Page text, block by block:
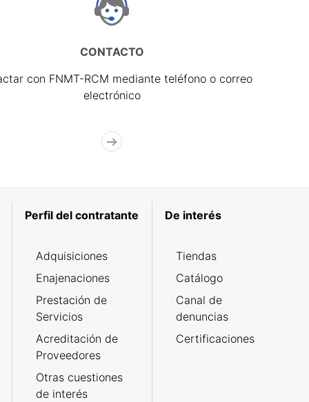
CONTACTO
con FNMT-RCM mediante teléfono o correo
electrónico
Perfil del contratante
Adquisiciones
Enajenaciones
Prestación de
Servicios
Acreditación de
Proveedores
Otras cuestiones
de interés
De interés
Tiendas
Catálogo
Canal de
denuncias
Certificaciones